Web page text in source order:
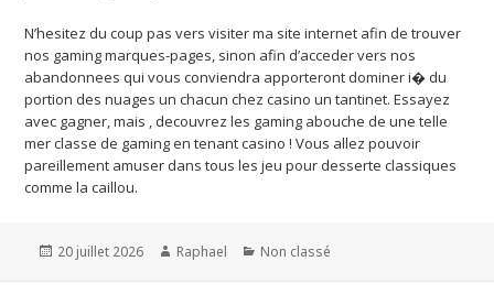
N’hesitez du coup pas vers visiter ma site internet afin de trouver
nos gaming marques-pages, sinon afin d’acceder vers nos
abandonnees qui vous conviendra apporteront dominer i� du
portion des nuages un chacun chez casino un tantinet. Essayez
avec gagner, mais , decouvrez les gaming abouche de une telle
mer classe de gaming en tenant casino ! Vous allez pouvoir
pareillement amuser dans tous les jeu pour desserte classiques
comme la caillou.
Publié
20 juillet 2026 Auteur
Raphael Catégories
Non classé